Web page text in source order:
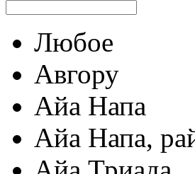
Любое
Авгору
Айа Напа
Айа Напа,